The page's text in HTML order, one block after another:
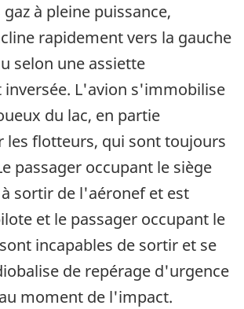
à pleine puissance,
rapidement vers la gauche
selon une assiette
L'avion s'immobilise
du lac, en partie
les flotteurs, qui sont toujours
passager occupant le siège
sortir de l'aéronef et est
et le passager occupant le
incapables de sortir et se
de repérage d'urgence
moment de l'impact.